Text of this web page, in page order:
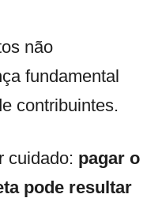
não
fundamental
contribuintes.
cuidado: pagar o
pode resultar